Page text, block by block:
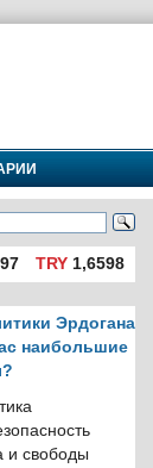
TRY1,6598
Эрдогана
наибольшие
и свободы